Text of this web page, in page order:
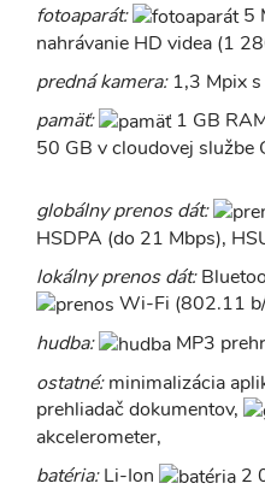
fotoaparát:
5
nahrávanie HD videa (1
predná kamera:1,3 Mpix s
pamäť:
1 GB
50 GB v cloudovej službe
globálny prenos dát:
HSDPA (do 21 Mbps),
lokálny prenos dát:
Wi-Fi (802.11
hudba:
MP3
ostatné:minimalizácia
prehliadač dokumentov,
akcelerometer,
batéria:Li-Ion
2